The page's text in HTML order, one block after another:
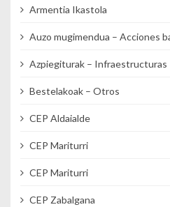
Armentia Ikastola
Auzo mugimendua – Acciones
Azpiegiturak – Infraestructuras
Bestelakoak – Otros
CEP Aldaialde
CEP Mariturri
CEP Mariturri
CEP Zabalgana